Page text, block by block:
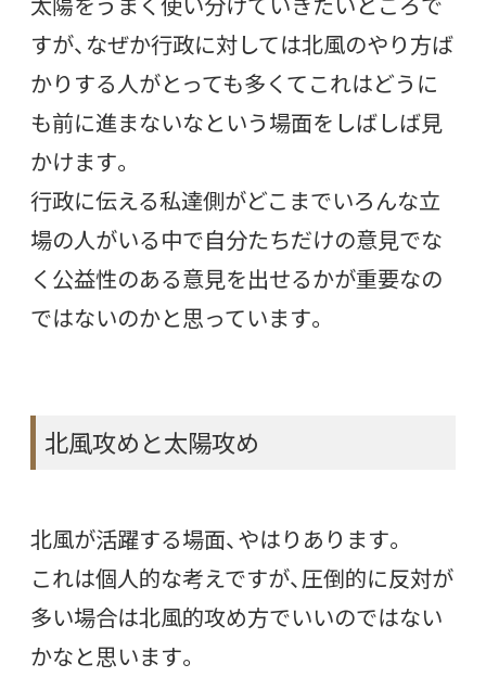
すが、なぜか行政に対しては北風のやり方ば
かりする人がとっても多くてこれはどうに
も前に進まないなという場面をしばしば見
かけます。
行政に伝える私達側がどこまでいろんな立
場の人がいる中で自分たちだけの意見でな
く公益性のある意見を出せるかが重要なの
ではないのかと思っています。
北風攻めと太陽攻め
北風が活躍する場面、やはりあります。
これは個人的な考えですが、圧倒的に反対が
多い場合は北風的攻め方でいいのではない
かなと思います。